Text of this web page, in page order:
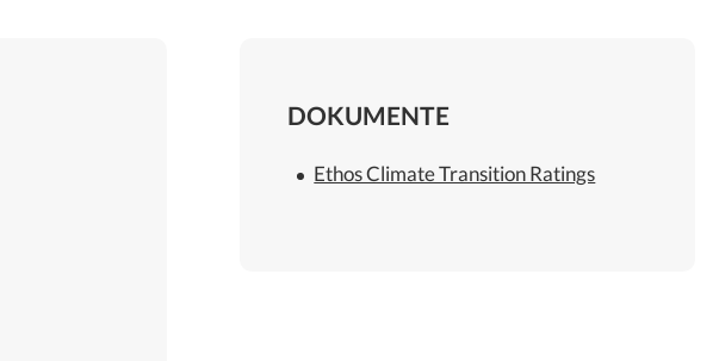
DOKUMENTE
Ethos Climate Transition Ratings